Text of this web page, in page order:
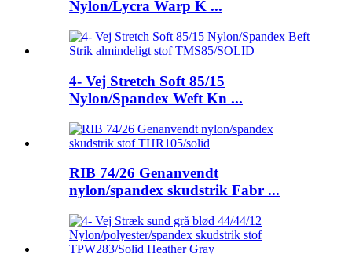
Nylon/Lycra Warp K ...
4- Vej Stretch Soft 85/15
Nylon/Spandex Weft Kn ...
RIB 74/26 Genanvendt
nylon/spandex skudstrik Fabr ...